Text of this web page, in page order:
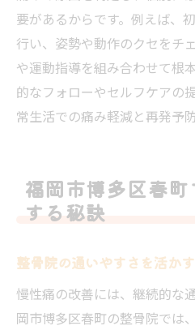
要があるからです。例えば、
行い、姿勢や動作のクセをチ
や運動指導を組み合わせて根
的なフォローやセルフケアの
常生活での痛み軽減と再発予
福岡市博多区春
する秘訣
整骨院の通いやすさを活か
慢性痛の改善には、継続的な
岡市博多区春町の整骨院では